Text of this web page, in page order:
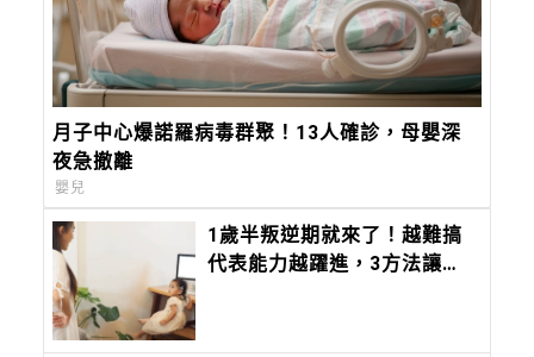
月子中心爆諾羅病毒群聚！13人確診，母嬰深
夜急撤離
嬰兒
1歲半叛逆期就來了！越難搞
代表能力越躍進，3方法讓孩